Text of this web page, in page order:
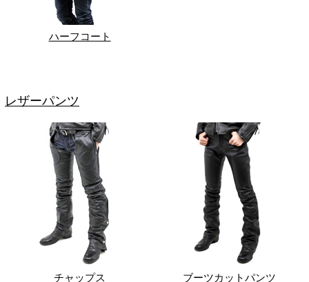
ハーフコート
レザーパンツ
チャップス ブーツカットパンツ